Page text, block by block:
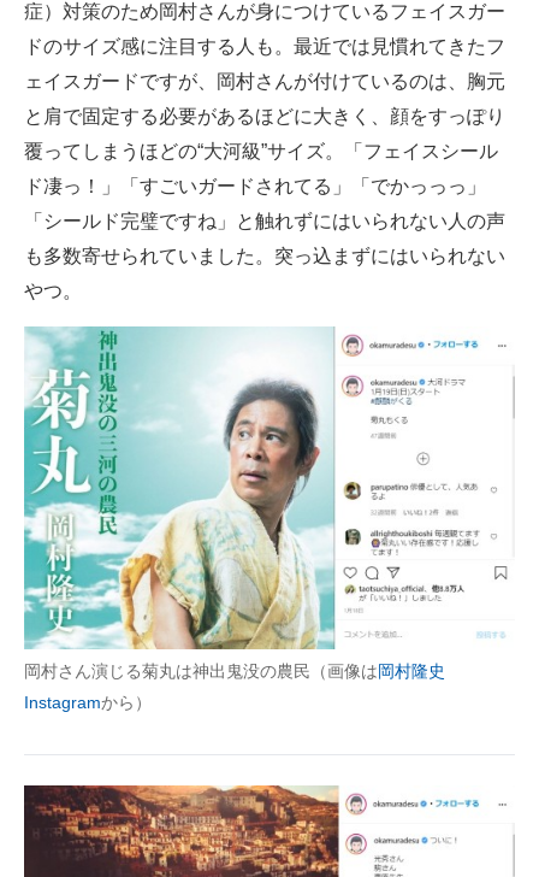
症）対策のため岡村さんが身につけているフェイスガー
ドのサイズ感に注目する人も。最近では見慣れてきたフ
ェイスガードですが、岡村さんが付けているのは、胸元
と肩で固定する必要があるほどに大きく、顔をすっぽり
覆ってしまうほどの“大河級”サイズ。「フェイスシール
ド凄っ！」「すごいガードされてる」「でかっっっ」
「シールド完璧ですね」と触れずにはいられない人の声
も多数寄せられていました。突っ込まずにはいられない
やつ。
岡村さん演じる菊丸は神出鬼没の農民（画像は岡村隆史
Instagramから）